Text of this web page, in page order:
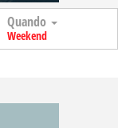
Quando
Weekend